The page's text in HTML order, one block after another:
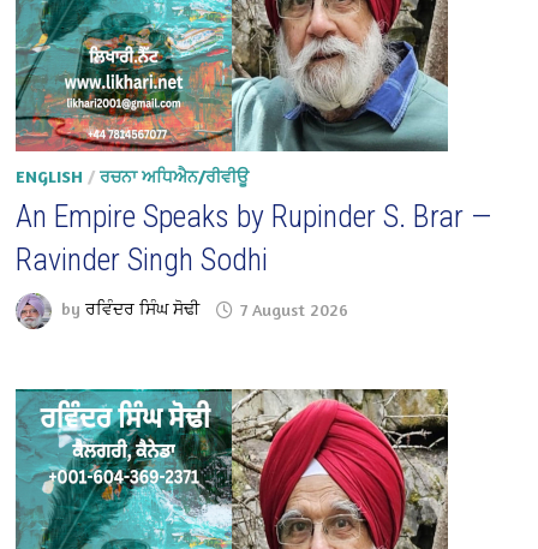
ENGLISH /ਰਚਨਾ ਅਧਿਐਨ/ਰੀਵੀਊ
An Empire Speaks by Rupinder S. Brar —
Ravinder Singh Sodhi
byਰਵਿੰਦਰ ਸਿੰਘ ਸੋਢੀ 7 August 2026